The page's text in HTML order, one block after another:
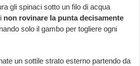
gli spinaci sotto un filo di acqua
non rovinare la punta decisamente
solo il gambo per togliere ogni
un sottile strato esterno partendo da